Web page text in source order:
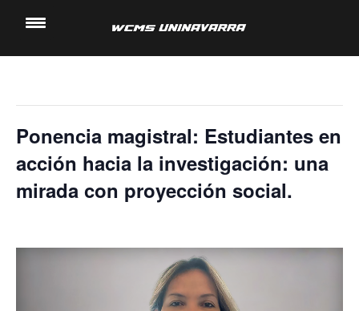
Ponencia magistral: Estudiantes en
acción hacia la investigación: una
mirada con proyección social.